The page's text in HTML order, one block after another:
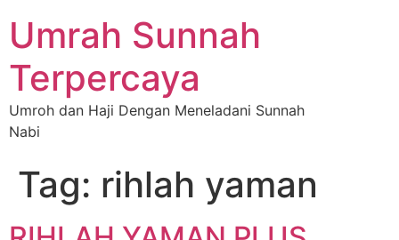
Umrah Sunnah
Terpercaya
Umroh dan Haji Dengan Meneladani Sunnah
Nabi
Tag: rihlah yaman